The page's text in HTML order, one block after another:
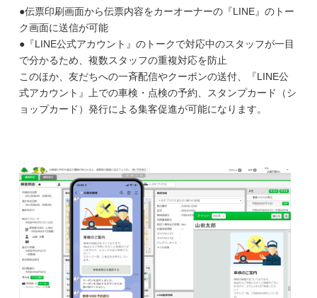
●伝票印刷画面から伝票内容をカーオーナーの『LINE』のトー
ク画面に送信が可能
●『LINE公式アカウント』のトークで対応中のスタッフが一目
で分かるため、複数スタッフの重複対応を防止
このほか、友だちへの一斉配信やクーポンの送付、『LINE公
式アカウント』上での車検・点検の予約、スタンプカード（シ
ョップカード）発行による集客促進が可能になります。